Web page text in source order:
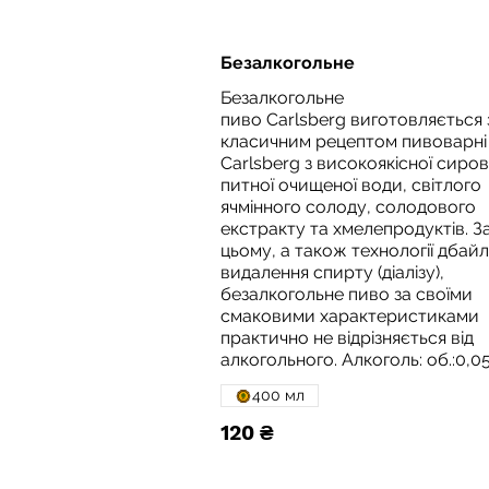
Безалкогольне
Безалкогольне
пиво Сarlsberg виготовляється
класичним рецептом пивоварні
Carlsberg з високоякісної
питної очищеної води, світлого
ячмінного солоду, солодового
екстракту та хмелепродуктів.
цьому, а також технології
видалення спирту (діалізу),
безалкогольне пиво за своїми
смаковими характеристиками
практично не відрізняється від
алкогольного. Алкоголь:
120 ₴
400 мл